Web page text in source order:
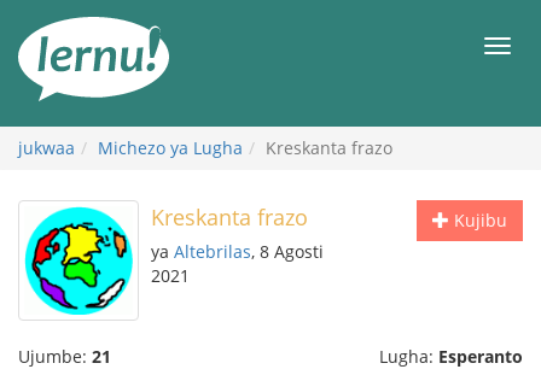
maudhui
jukwaa Michezo ya Lugha Kreskanta frazo
Kujibu
Kreskanta frazo
ya Altebrilas, 8 Agosti
2021
Ujumbe: 21 Lugha: Esperanto